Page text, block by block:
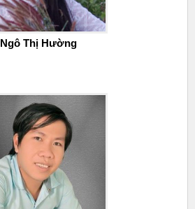
Ngô Thị Hường